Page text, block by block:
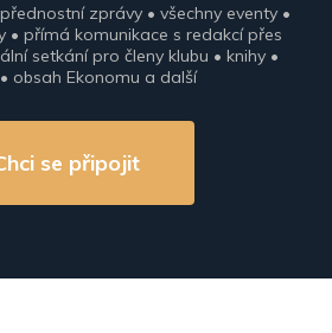
zprávy • všechny eventy •
• přímá komunikace s redakcí přes
setkání pro členy klubu • knihy •
obsah Ekonomu a další
se připojit